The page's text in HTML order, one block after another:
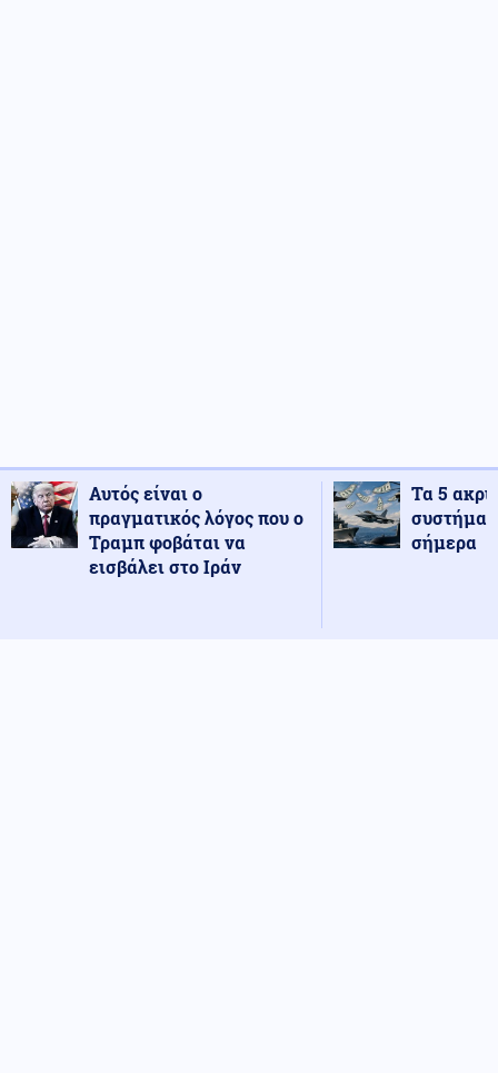
Αυτός είναι ο
πραγματικός λόγος που ο
Τραμπ φοβάται να
εισβάλει στο Ιράν
Τα 5
σήμερα